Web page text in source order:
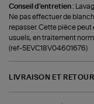
Conseil d'entretien :
Ne pas effectuer de
repasser. Cette pièce
usuels, en traitement
(ref-5EVC18V04601676)
LIVRAISON ET RETOUR